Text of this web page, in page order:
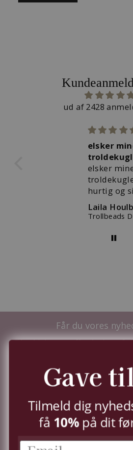
ud af 2428
elsker
hurtig og
elsker
hurtig og
levering
Laila
Trollbeads
Får du vores
Tilmeld dig nu og få nyhederne
Gave
Tilmeld dig
få 10%på dit